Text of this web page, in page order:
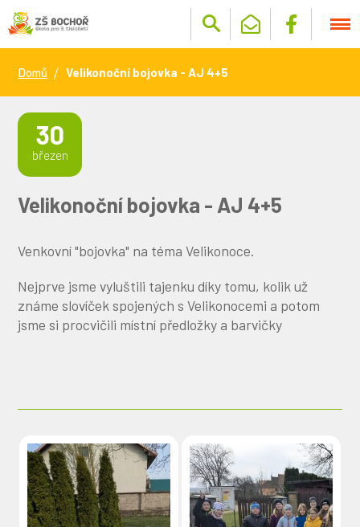
Domů Velikonoční bojovka - AJ 4+5
30
březen
Velikonoční bojovka - AJ 4+5
Venkovní "bojovka" na téma Velikonoce.
Nejprve jsme vyluštili tajenku díky tomu, kolik už
známe slovíček spojených s Velikonocemi a potom
jsme si procvičili místní předložky a barvičky